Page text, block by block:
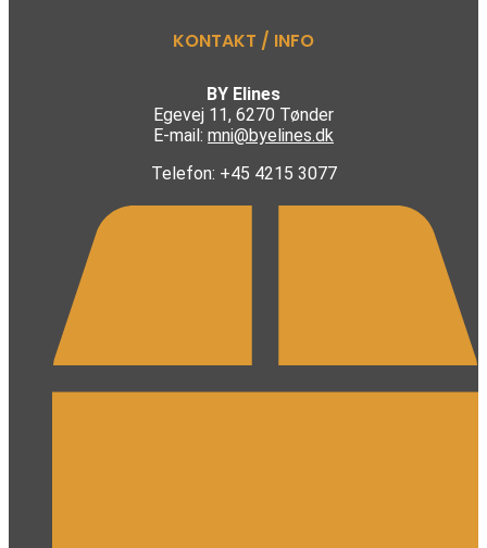
KONTAKT / INFO
BY Elines
Egevej 11, 6270 Tønder
E-mail: mni@byelines.dk
Telefon: +45 4215 3077